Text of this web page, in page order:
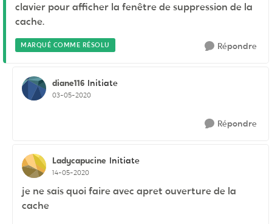
clavier pour afficher la fenêtre de suppression de la
cache.
MARQUÉ COMME RÉSOLU Répondre
diane116 Initiate
03-05-2020
Répondre
Ladycapucine Initiate
14-05-2020
je ne sais quoi faire avec apret ouverture de la
cache